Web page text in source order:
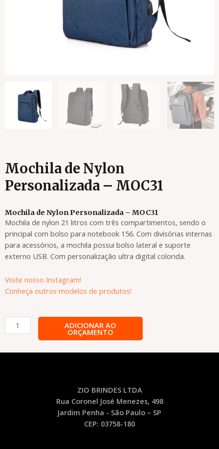
Mochila de Nylon
Personalizada – MOC31
Mochila de Nylon Personalizada – MOC31
Mochila de nylon 21 litros com três compartimentos, sendo o
principal com bolso para notebook 156. Com divisórias internas
para acessórios, a mochila possui bolso lateral e suporte
externo USB. Com personalização ultra digital colorida.
Visite nosso Instagram!
Conheça outros modelos de produtos!
Mochila
de
Personalizada
ADICIONAR AO
ORÇAMENTO
ZIO BRINDES LTDA
Rua Coronel José Menezes, 498
Jardim Penha - São Paulo – SP
CEP: 03758-180